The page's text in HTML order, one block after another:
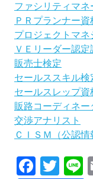
ファシリティマネ
ＰＲプランナー
プロジェクトマネ
ＶＥリーダー認定
販売士検定
セールススキル検
セールスレップ資
販路コーディネ
交渉アナリスト
ＣＩＳＭ（公認情